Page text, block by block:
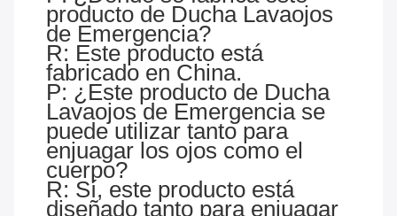
producto de Ducha Lavaojos
de Emergencia?
R: Este producto está
fabricado en China.
P: ¿Este producto de Ducha
Lavaojos de Emergencia se
puede utilizar tanto para
enjuagar los ojos como el
cuerpo?
R: Sí, este producto está
diseñado tanto para enjuagar